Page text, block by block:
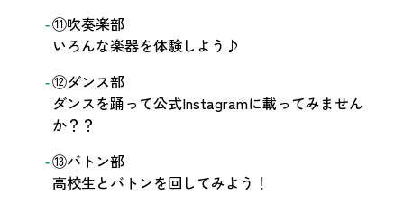
⑪吹奏楽部
いろんな楽器を体験しよう♪
⑫ダンス部
ダンスを踊って公式Instagramに載ってみません
か？？
⑬バトン部
高校生とバトンを回してみよう！